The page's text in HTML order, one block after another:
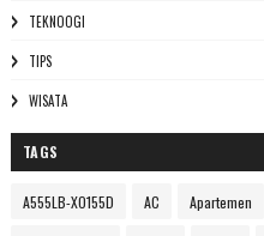
TEKNOOGI
TIPS
WISATA
TAGS
A555LB-XO155D AC Apartemen